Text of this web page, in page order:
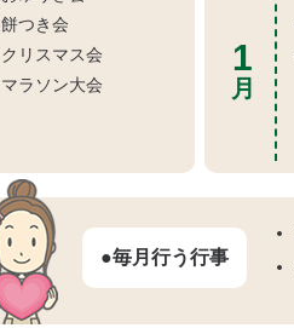
餅つき会
クリスマス会
マラソン大会
1
月
●毎月行う行事